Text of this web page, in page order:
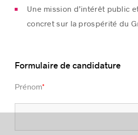
Une mission d’intérêt public
concret sur la prospérité du
Formulaire de candidature
Prénom*